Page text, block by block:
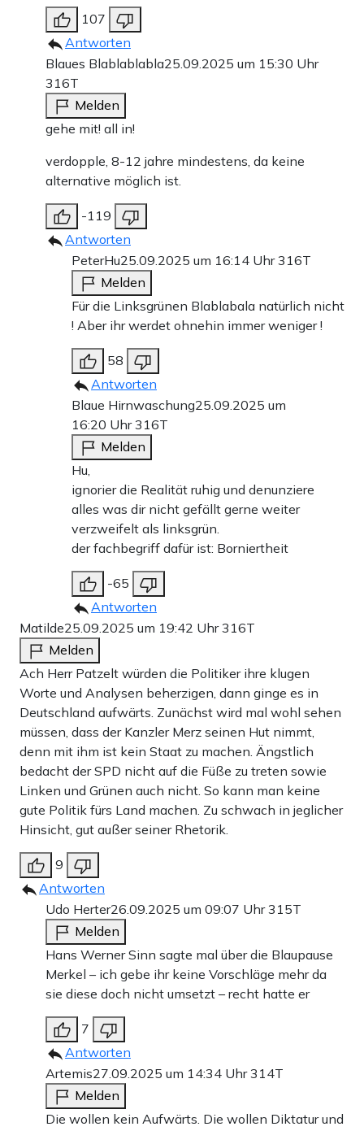
107
Antworten
Blaues Blablablabla25.09.2025 um 15:30 Uhr
316T
Melden
gehe mit! all in!
verdopple, 8-12 jahre mindestens, da keine
alternative möglich ist.
-119
Antworten
PeterHu25.09.2025 um 16:14 Uhr316T
Melden
Für die Linksgrünen Blablabala natürlich nicht
! Aber ihr werdet ohnehin immer weniger !
58
Antworten
Blaue Hirnwaschung25.09.2025 um
16:20 Uhr316T
Melden
Hu,
ignorier die Realität ruhig und denunziere
alles was dir nicht gefällt gerne weiter
verzweifelt als linksgrün.
der fachbegriff dafür ist: Borniertheit
-65
Antworten
Matilde25.09.2025 um 19:42 Uhr316T
Melden
Ach Herr Patzelt würden die Politiker ihre klugen
Worte und Analysen beherzigen, dann ginge es in
Deutschland aufwärts. Zunächst wird mal wohl sehen
müssen, dass der Kanzler Merz seinen Hut nimmt,
denn mit ihm ist kein Staat zu machen. Ängstlich
bedacht der SPD nicht auf die Füße zu treten sowie
Linken und Grünen auch nicht. So kann man keine
gute Politik fürs Land machen. Zu schwach in jeglicher
Hinsicht, gut außer seiner Rhetorik.
9
Antworten
Udo Herter26.09.2025 um 09:07 Uhr315T
Melden
Hans Werner Sinn sagte mal über die Blaupause
Merkel – ich gebe ihr keine Vorschläge mehr da
sie diese doch nicht umsetzt – recht hatte er
7
Antworten
Artemis27.09.2025 um 14:34 Uhr314T
Melden
Die wollen kein Aufwärts. Die wollen Diktatur und